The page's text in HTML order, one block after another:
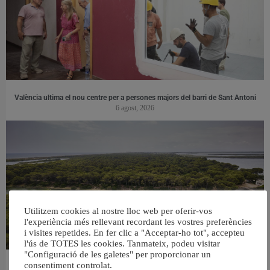
València ultima el nou centre per a persones majors del barri de Sant Antoni
6 agost, 2026
València retira prop de 15.000 litres de residus de la Devesa durant el mes de
Utilitzem cookies al nostre lloc web per oferir-vos
l'experiència més rellevant recordant les vostres preferències
i visites repetides. En fer clic a "Acceptar-ho tot", accepteu
l'ús de TOTES les cookies. Tanmateix, podeu visitar
"Configuració de les galetes" per proporcionar un
consentiment controlat.